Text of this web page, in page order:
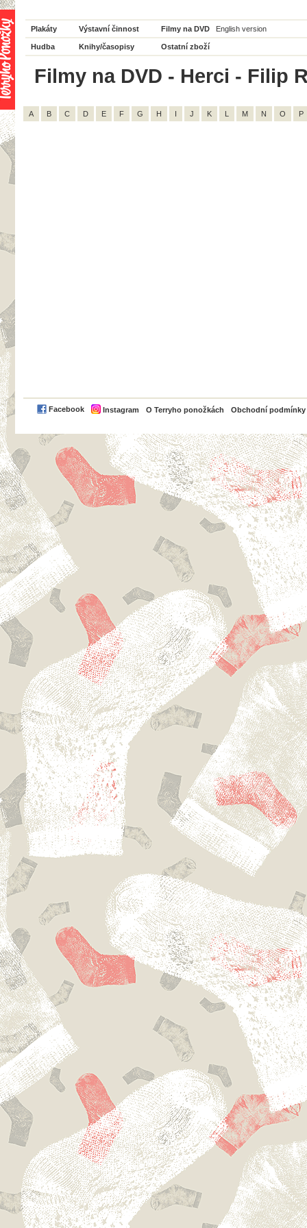
Plakáty Výstavní činnost Filmy na DVD English version
Hudba Knihy/časopisy Ostatní zboží
Filmy na DVD - Herci - Filip
A B C D E F G H I J K L M N O P
Facebook Instagram O Terryho ponožkách Obchodní podmínky
PayPal